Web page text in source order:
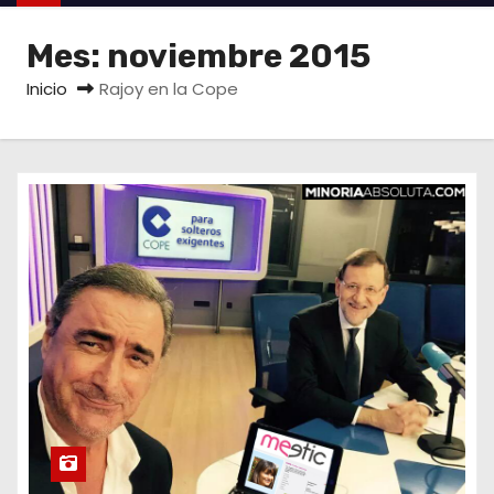
Mes: noviembre 2015
Inicio Rajoy en la Cope